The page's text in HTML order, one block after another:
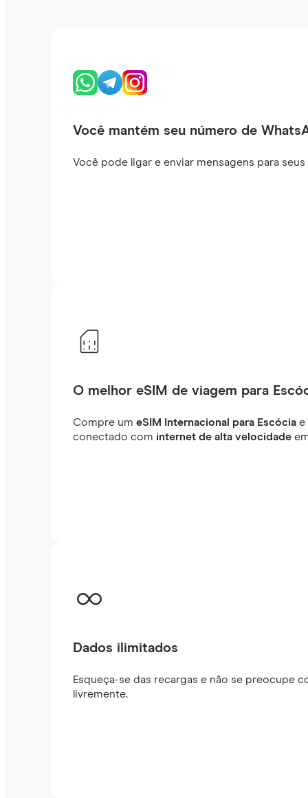
Você mantém seu número de
Você pode ligar e enviar mensagens para
O melhor eSIM de viagem para
Compre umeSIM Internacional para Escócia e
conectado com internet de alta velocidade
Dados ilimitados
Esqueça-se das recargas e não se preocupe
livremente.